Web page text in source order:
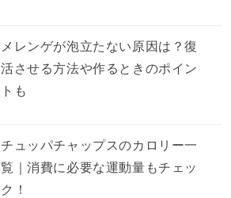
メレンゲが泡立たない原因は？復
活させる方法や作るときのポイン
トも
チュッパチャップスのカロリー一
覧｜消費に必要な運動量もチェッ
ク！